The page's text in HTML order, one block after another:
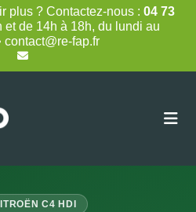
plus ? Contactez-nous : 04 73
et de 14h à 18h, du lundi au
contact@re-fap.fr
C4 HDI